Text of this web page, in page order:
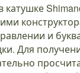
катушке
и
Для